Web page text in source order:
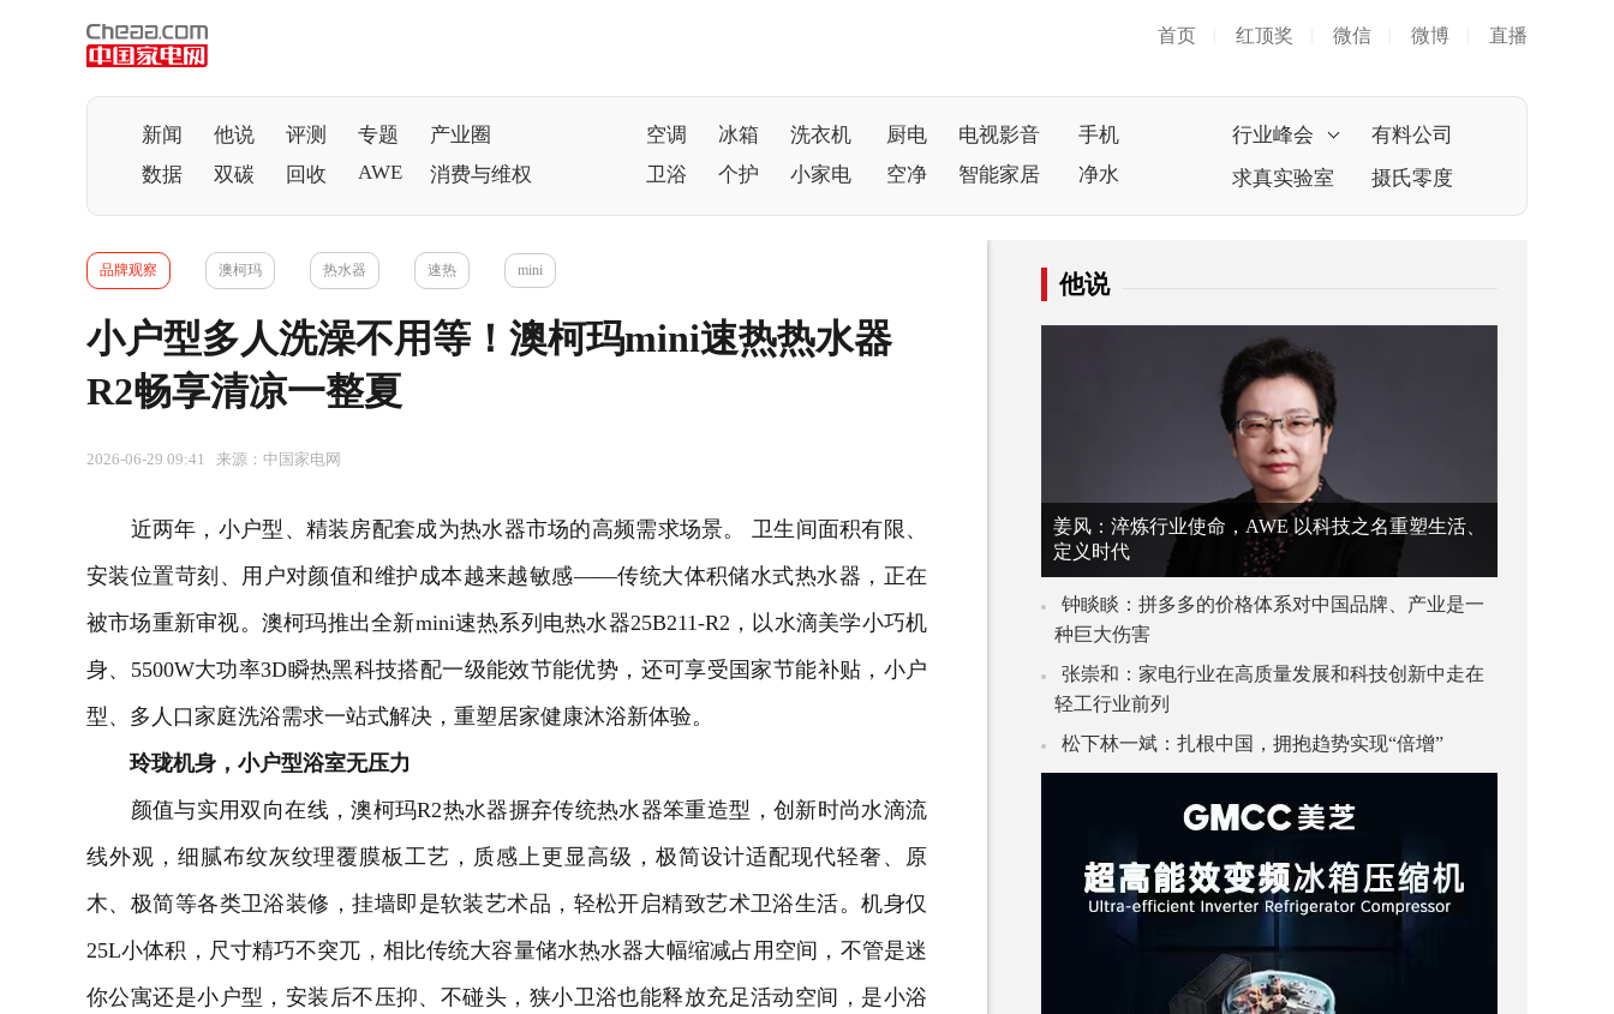
首页 红顶奖 微信 微博 直播
新闻 他说 评测 专题
产业圈
数据
双碳 回收 AWE 消费与维权
空调 冰箱 洗衣机 厨电 电视影音
手机
卫浴
个护 小家电 空净 智能家居 净水
行业峰会
有料公司
求真实验室
摄氏零度
品牌观察 澳柯玛 热水器 速热 mini
小户型多人洗澡不用等！澳柯玛mini速热热水器
R2畅享清凉一整夏
2026-06-29 09:41 来源：中国家电网
近两年，小户型、精装房配套成为热水器市场的高频需求场景。 卫生间面积有限、
安装位置苛刻、用户对颜值和维护成本越来越敏感——传统大体积储水式热水器，正在
被市场重新审视。澳柯玛推出全新mini速热系列 电热水器25B211-R2，以水滴美学小巧机
身、5500W大功率3D瞬热黑科技搭配一级能效节能优势，还可享受国家节能补贴，小户
型、多人口家庭洗浴需求一站式解决，重塑居家健康沐浴新体验。
玲珑机身，小户型浴室无压力
颜值与实用双向在线，澳柯玛R2热水器摒弃传统热水器笨重造型，创新时尚水滴流
线外观，细腻布纹灰纹理覆膜板工艺，质感上更显高级，极简设计适配现代轻奢、原
木、极简等各类卫浴装修，挂墙即是软装艺术品，轻松开启精致艺术卫浴生活。机身仅
25L小体积，尺寸精巧不突兀，相比传统大容量储水热水器大幅缩减占用空间，不管是迷
你公寓还是小户型，安装后不压抑、不碰头，狭小卫浴也能释放充足活动空间，是小浴
他说
姜风：淬炼行业使命，AWE 以科技之名重塑生活、
定义时代
钟睒睒：拼多多的价格体系对中国品牌、产业是一
种巨大伤害
张崇和：家电行业在高质量发展和科技创新中走在
轻工行业前列
松下林一斌：扎根中国，拥抱趋势实现“倍增”